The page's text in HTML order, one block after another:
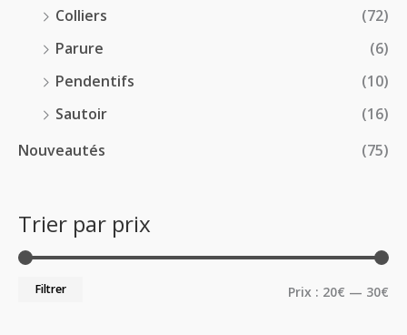
Colliers
(72)
Parure
(6)
Pendentifs
(10)
Sautoir
(16)
Nouveautés
(75)
Trier par prix
Filtrer Prix : 20€ — 30€